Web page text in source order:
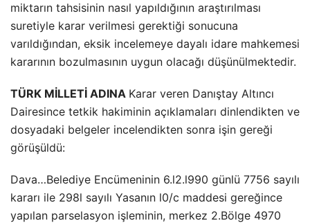
miktarın tahsisinin nasıl yapıldığının araştırılması
suretiyle karar verilmesi gerektiği sonucuna
varıldığından, eksik incelemeye dayalı idare mahkemesi
kararının bozulmasının uygun olacağı düşünülmektedir.
TÜRK MİLLETİ ADINA Karar veren Danıştay Altıncı
Dairesince tetkik hakiminin açıklamaları dinlendikten ve
dosyadaki belgeler incelendikten sonra işin gereği
görüşüldü:
Dava…Belediye Encümeninin 6.l2.l990 günlü 7756 sayılı
kararı ile 298l sayılı Yasanın l0/c maddesi gereğince
yapılan parselasyon işleminin, merkez 2.Bölge 4970